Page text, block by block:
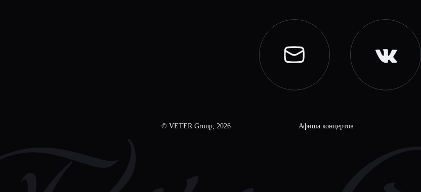
© VETER Group, 2026 Афиша концертов